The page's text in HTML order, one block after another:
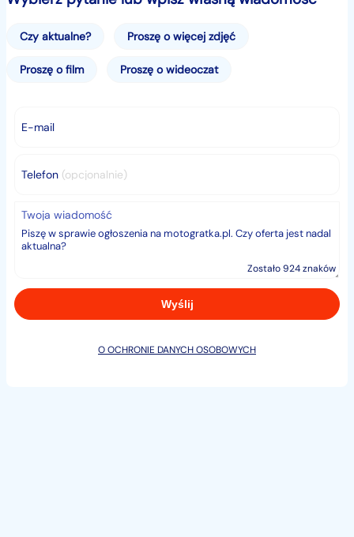
-lakier metalik (szary),
Faktura VAT! Cena: 78699 + VAT!!
Niniejsza oferta ważna do czasu sprzedaży pojazdu.
oferty prosimy o kontakt.
Czy aktualne? Proszę o więcej zdjęć
Proszę o film Proszę o wideoczat
E-mail
Telefon (opcjonalnie)
Twoja wiadomość
Zostało 924 znaków
O OCHRONIE DANYCH OSOBOWYCH